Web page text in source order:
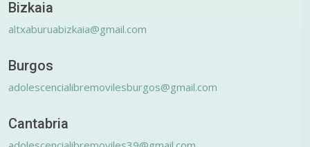
Bizkaia
altxaburuabizkaia@gmail.com
Burgos
adolescencialibremovilesburgos@gmail.com
Cantabria